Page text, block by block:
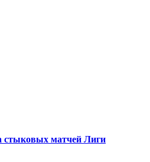
стыковых матчей Лиги